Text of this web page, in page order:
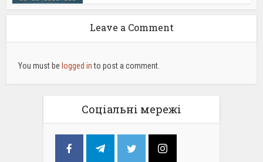
Leave a Comment
You must be logged into post a comment.
Соціальні мережі